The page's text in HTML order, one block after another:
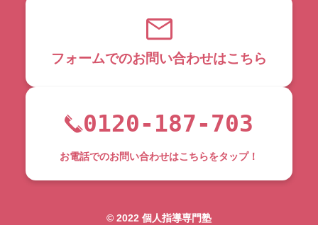
フォームでのお問い合わせはこちら
0120-187-703
お電話でのお問い合わせはこちらをタップ！
©︎ 2022 個人指導専門塾